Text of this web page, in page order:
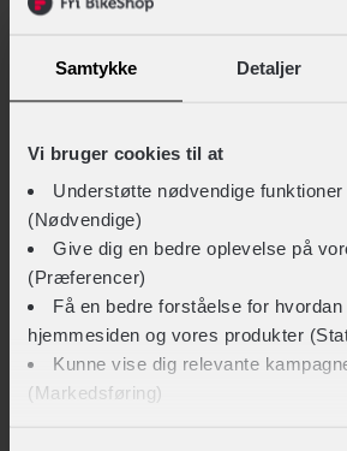
Samtykke Detaljer
Vi bruger cookies til at
Understøtte nødvendige
(Nødvendige)
Give dig en bedre oplevelse på
(Præferencer)
Få en bedre forståelse for
hjemmesiden og vores produkter
Kunne vise dig relevante
(Markedsføring)